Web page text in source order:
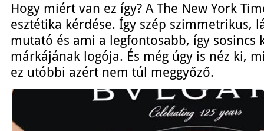
Hogy miért van ez így? A The New York
esztétika kérdése. Így szép szimmetrikus,
mutató és ami a legfontosabb, így sosincs
márkájának logója. És még úgy is néz ki,
ez utóbbi azért nem túl meggyőző.